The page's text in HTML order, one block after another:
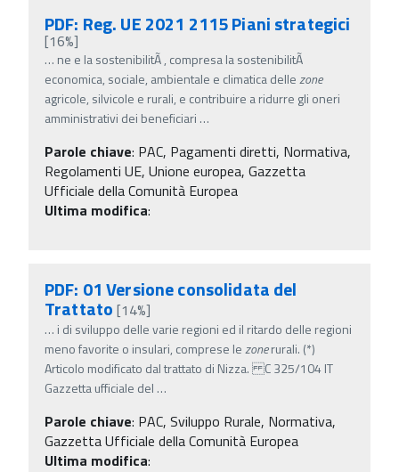
PDF: Reg. UE 2021 2115 Piani strategici
[16%]
… ne e la sostenibilitÃ , compresa la sostenibilitÃ
economica, sociale, ambientale e climatica dellezone
agricole, silvicole e rurali, e contribuire a ridurre gli oneri
amministrativi dei beneficiari …
Parole chiave: PAC, Pagamenti diretti, Normativa,
Regolamenti UE, Unione europea, Gazzetta
Ufficiale della Comunità Europea
Ultima modifica:
PDF: 01 Versione consolidata del
Trattato [14%]
… i di sviluppo delle varie regioni ed il ritardo delle regioni
meno favorite o insulari, comprese lezonerurali. (*)
Articolo modificato dal trattato di Nizza. C 325/104 IT
Gazzetta ufficiale del …
Parole chiave: PAC, Sviluppo Rurale, Normativa,
Gazzetta Ufficiale della Comunità Europea
Ultima modifica: